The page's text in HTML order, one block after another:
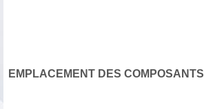
EMPLACEMENT DES COMPOSANTS